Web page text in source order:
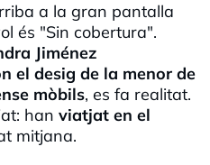
a la gran pantalla
és "Sin cobertura".
Jiménez
el desig de la menor de
mòbils, es fa realitat.
han viatjat en el
mitjana.